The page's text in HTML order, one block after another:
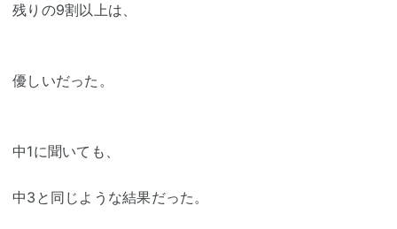
残りの9割以上は、
優しいだった。
中1に聞いても、
中3と同じような結果だった。